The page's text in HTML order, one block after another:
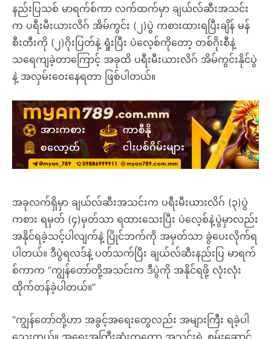
နည်းပြသစ် မာရက်စ်ကာ လက်ထက်မှာ ချယ်လ်ဆီးအသင်း
က ပရီးမီးယားလိဂ် အိမ်ကွင်း (၂)ပွဲ ကစားထားရပြီးချိန် မန်
စီးတီးကို (၂)ဂိုးပြတ်နဲ့ ရှုံးပြီး ပဲလေ့စ်ကိုတော့ တစ်ဂိုးစီနဲ့
သရေကျခဲ့တာကြောင့် အခုထိ ပရီးမီးယားလိဂ် အိမ်ကွင်းနိုင်ပွဲ
နဲ့ အလှမ်းဝေးနေရတာ ဖြစ်ပါတယ်။
အခုလက်ရှိမှာ ချယ်လ်ဆီးအသင်းက ပရီးမီးယားလိဂ် (၃)ပွဲ
ကစား ရမှတ် (၄)မှတ်သာ ရထားသေးပြီး ပဲလေ့စ်နဲ့ပွဲမှာလည်း
အနိုင်ရခဲ့သင့်ပါလျက်နဲ့ ပြိုင်ဘက်ကို အမှတ်သာ ခွဲပေးလိုက်ရ
ပါတယ်။ ဒီပွဲရလဒ်နဲ့ ပတ်သက်ပြီး ချယ်လ်ဆီးနည်းပြ မာရက်
စ်ကာက “ကျွန်တော်တို့အသင်းက ဒီပွဲကို အနိုင်ရဖို့ လုံးလုံး
ထိုက်တန်ခဲ့ပါတယ်။”
“ကျွန်တော်တို့ဟာ အခွင့်အရေးတွေလည်း အများကြီး ရခဲ့ပါ